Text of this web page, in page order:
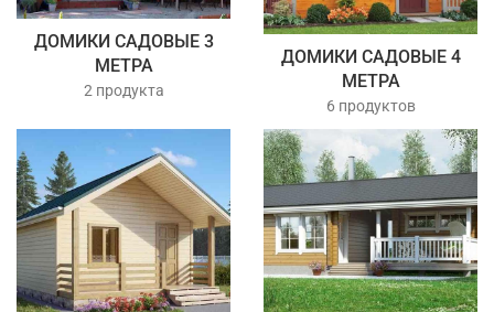
ДОМИКИ САДОВЫЕ 3
МЕТРА
2 продукта
ДОМИКИ САДОВЫЕ 4
МЕТРА
6 продуктов